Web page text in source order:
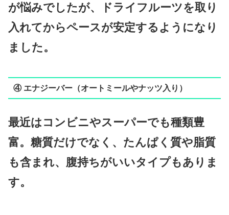
が悩みでしたが、ドライフルーツを取り
入れてからペースが安定するようになり
ました。
④ エナジーバー（オートミールやナッツ入り）
最近はコンビニやスーパーでも種類豊
富。糖質だけでなく、たんぱく質や脂質
も含まれ、腹持ちがいいタイプもありま
す。